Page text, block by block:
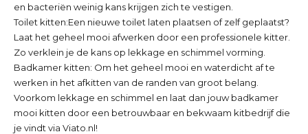
en bacteriën weinig kans krijgen zich te vestigen.
Toilet kitten:Een nieuwe toilet laten plaatsen of zelf geplaatst?
Laat het geheel mooi afwerken door een professionele kitter.
Zo verklein je de kans op lekkage en schimmel vorming.
Badkamer kitten: Om het geheel mooi en waterdicht af te
werken in het afkitten van de randen van groot belang.
Voorkom lekkage en schimmel en laat dan jouw badkamer
mooi kitten door een betrouwbaar en bekwaam kitbedrijf die
je vindt via Viato.nl!